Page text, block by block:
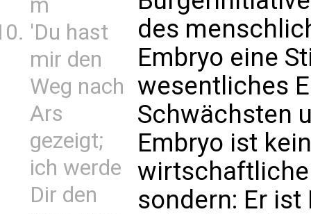
m
'Du hast
mir den
Weg nach
Ars
gezeigt;
ich werde
Dir den
des
Embryo eine
wesentliches
Schwächsten
Embryo ist
wirtschaftliche
sondern: Er ist